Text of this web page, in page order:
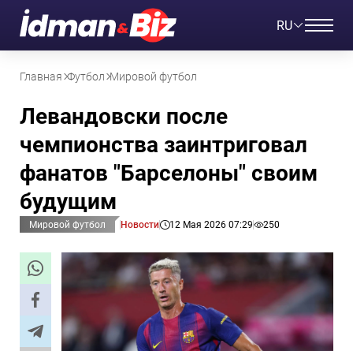
RU
Главная Футбол Мировой футбол
Левандовски после
чемпионства заинтриговал
фанатов "Барселоны" своим
будущим
Мировой футбол Новости 12 Мая 2026 07:29 250